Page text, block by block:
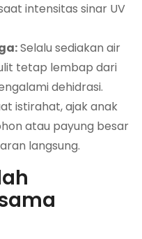
intensitas sinar UV
Selalu sediakan air
tetap lembap dari
dehidrasi.
istirahat, ajak anak
atau payung besar
langsung.